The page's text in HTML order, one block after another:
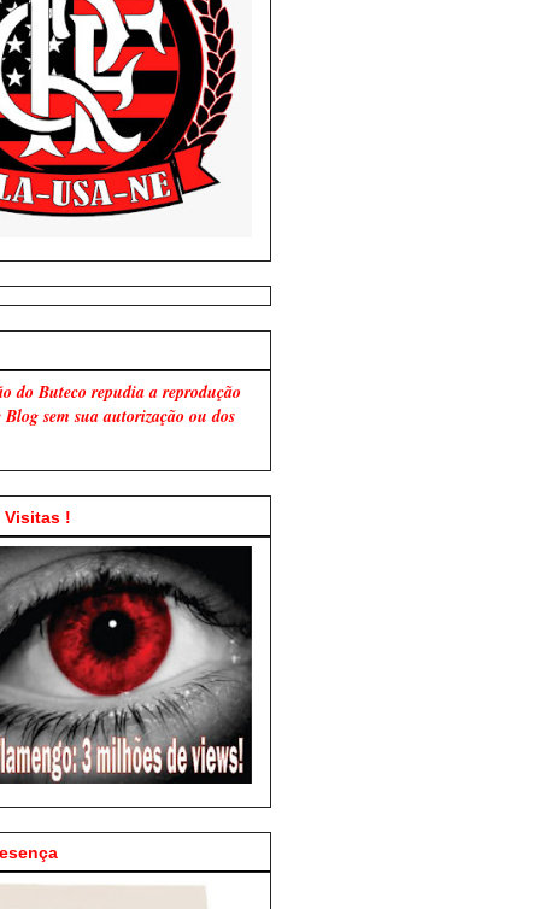
do Buteco repudia a reprodução
Blog sem sua autorização ou dos
Visitas !